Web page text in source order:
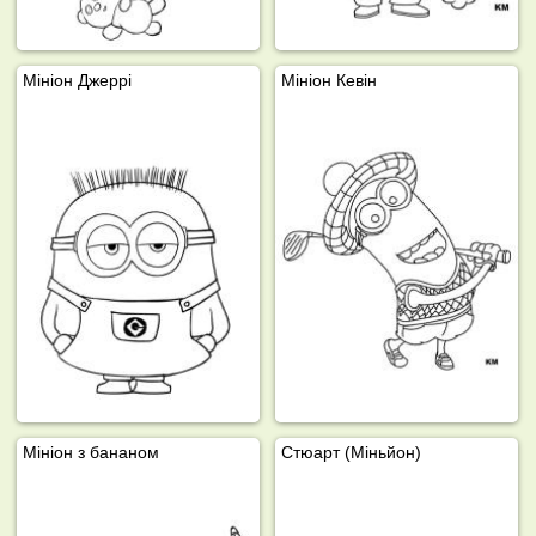
Мініон Джеррі Мініон Кевін
Мініон з бананом Стюарт (Міньйон)